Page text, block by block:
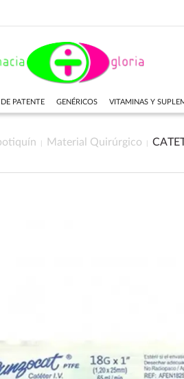
PATENTE GENÉRICOS VITAMINAS Y
Material Quirúrgico